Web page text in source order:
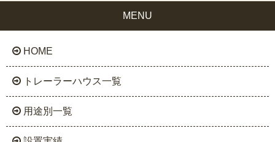
MENU
HOME
トレーラーハウス一覧
用途別一覧